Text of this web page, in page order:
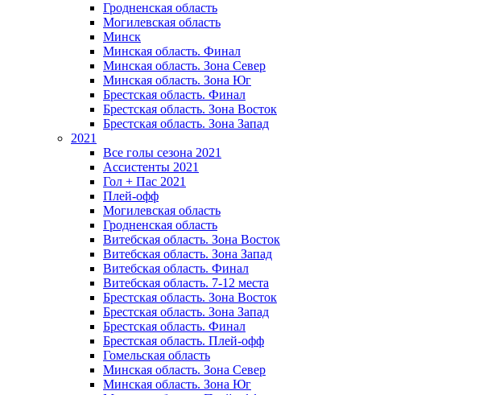
Гродненская область
Могилевская область
Минск
Mинская область. Финал
Минская область. Зона Север
Минская область. Зона Юг
Брестская область. Финал
Брестская область. Зона Восток
Брестская область. Зона Запад
2021
Все голы сезона 2021
Ассистенты 2021
Гол + Пас 2021
Плей-офф
Могилевская область
Гродненская область
Витебская область. Зона Восток
Витебская область. Зона Запад
Витебская область. Финал
Витебская область. 7-12 места
Брестская область. Зона Восток
Брестская область. Зона Запад
Брестская область. Финал
Брестская область. Плей-офф
Гомельская область
Минская область. Зона Север
Минская область. Зона Юг